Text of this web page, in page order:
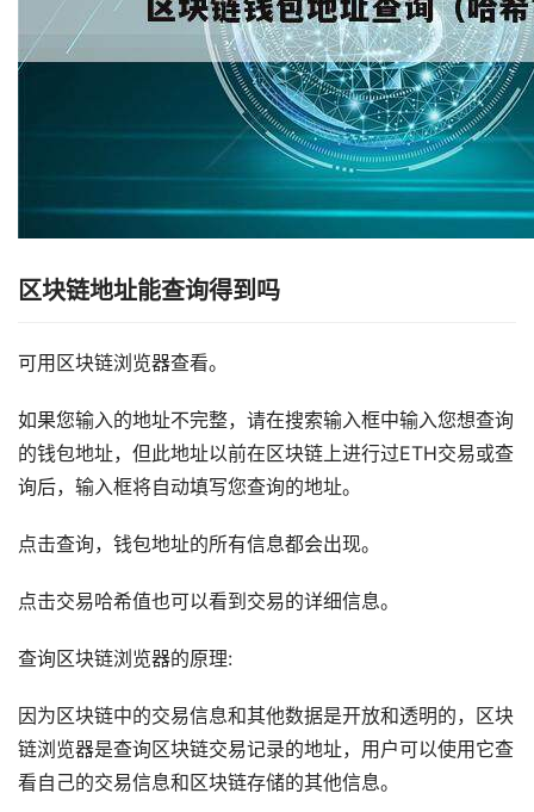
区块链地址能查询得到吗
可用区块链浏览器查看。
如果您输入的地址不完整，请在搜索输入框中输入您想查询
的钱包地址，但此地址以前在区块链上进行过ETH交易或查
询后，输入框将自动填写您查询的地址。
点击查询，钱包地址的所有信息都会出现。
点击交易哈希值也可以看到交易的详细信息。
查询区块链浏览器的原理:
因为区块链中的交易信息和其他数据是开放和透明的，区块
链浏览器是查询区块链交易记录的地址，用户可以使用它查
看自己的交易信息和区块链存储的其他信息。